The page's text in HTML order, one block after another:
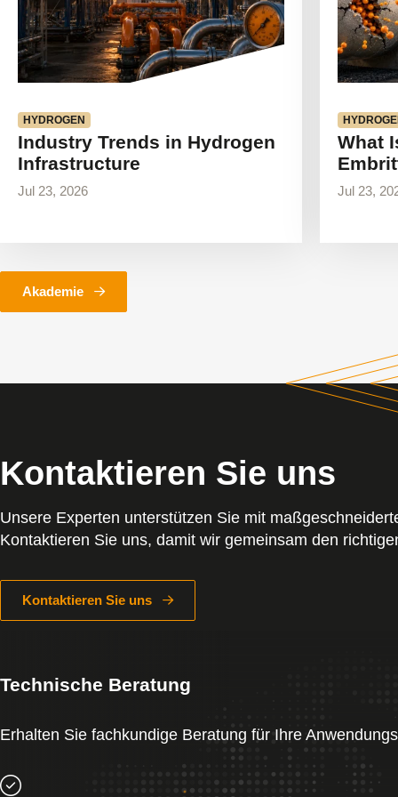
HYDROGEN
Industry Trends in Hydrogen
Infrastructure
Jul 23, 2026
What
Jul 23,
Akademie
Kontaktieren Sie uns
Unsere Experten unterstützen Sie mit
Kontaktieren Sie uns, damit wir gemeinsam den
Kontaktieren Sie uns
Technische Beratung
Erhalten Sie fachkundige Beratung für Ihre